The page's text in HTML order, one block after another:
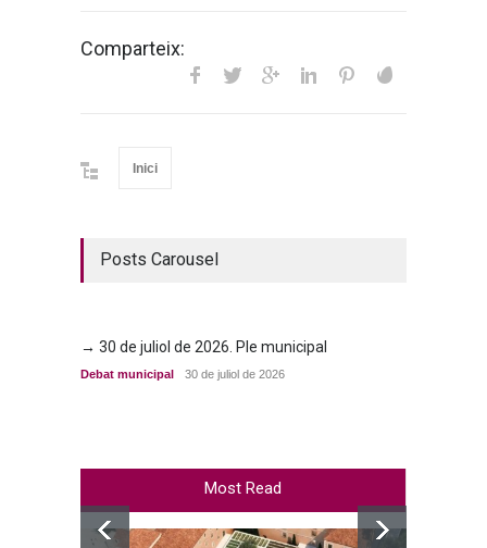
Comparteix:
Inici
Posts Carousel
→ 30 de juliol de 2026. Ple municipal
Debat municipal 30 de juliol de 2026
Most Read